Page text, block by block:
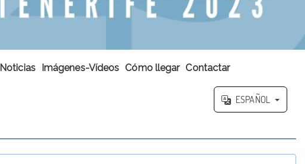
Noticias Imágenes-Vídeos Cómo llegar Contactar
ESPAÑOL